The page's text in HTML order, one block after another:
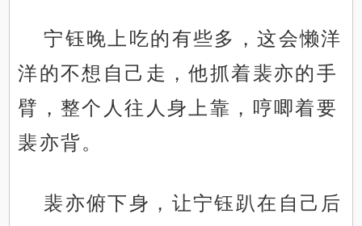
宁钰晚上吃的有些多，这会懒洋
洋的不想自己走，他抓着裴亦的手
臂，整个人往人身上靠，哼唧着要
裴亦背。
裴亦俯下身，让宁钰趴在自己后